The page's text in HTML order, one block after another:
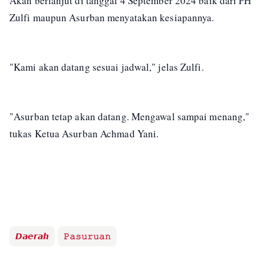
Zulfi maupun Asurban menyatakan kesiapannya.
"Kami akan datang sesuai jadwal," jelas Zulfi.
"Asurban tetap akan datang. Mengawal sampai menang,"
tukas Ketua Asurban Achmad Yani.
𝘿𝙖𝙚𝙧𝙖𝙝 𝙿𝚊𝚜𝚞𝚛𝚞𝚊𝚗